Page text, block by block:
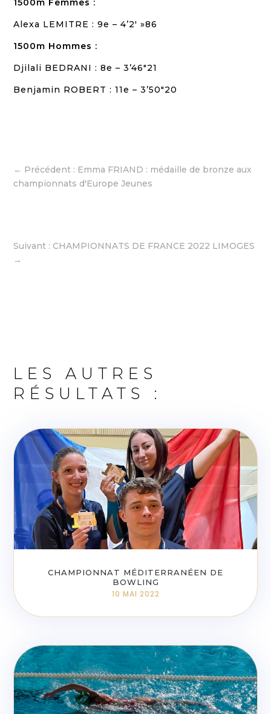
1500m Femmes :
Alexa LEMITRE : 9e – 4’2′ »86
1500m Hommes :
Djilali BEDRANI : 8e – 3’46″21
Benjamin ROBERT : 11e – 3’50″20
← Précédent : Emma FRIAND : médaille de bronze aux
championnats d'Europe Jeunes
Suivant : CHAMPIONNATS DE FRANCE 2022 LIMOGES
→
LES AUTRES
RÉSULTATS :
CHAMPIONNAT MÉDITERRANÉEN DE
BOWLING
10 MAI 2022